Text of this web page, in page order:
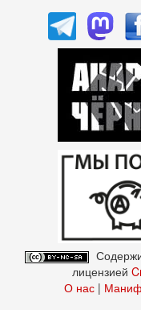
лицензией
О нас|